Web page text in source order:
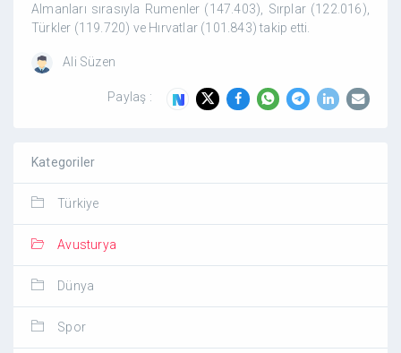
Almanları sırasıyla Rumenler (147.403), Sırplar (122.016),
Türkler (119.720) ve Hırvatlar (101.843) takip etti.
Ali Süzen
Paylaş :
Kategoriler
Türkiye
Avusturya
Dünya
Spor